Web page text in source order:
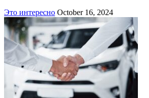
Это интересно October 16, 2024